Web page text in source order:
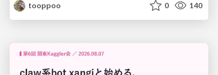
tooppoo
0 140